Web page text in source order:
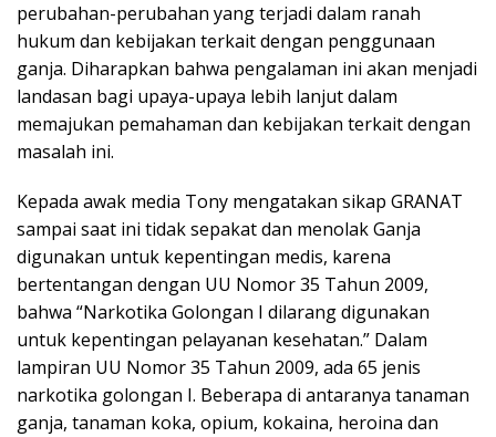
perubahan-perubahan yang terjadi dalam ranah
hukum dan kebijakan terkait dengan penggunaan
ganja. Diharapkan bahwa pengalaman ini akan menjadi
landasan bagi upaya-upaya lebih lanjut dalam
memajukan pemahaman dan kebijakan terkait dengan
masalah ini.
Kepada awak media Tony mengatakan sikap GRANAT
sampai saat ini tidak sepakat dan menolak Ganja
digunakan untuk kepentingan medis, karena
bertentangan dengan UU Nomor 35 Tahun 2009,
bahwa “Narkotika Golongan I dilarang digunakan
untuk kepentingan pelayanan kesehatan.” Dalam
lampiran UU Nomor 35 Tahun 2009, ada 65 jenis
narkotika golongan I. Beberapa di antaranya tanaman
ganja, tanaman koka, opium, kokaina, heroina dan